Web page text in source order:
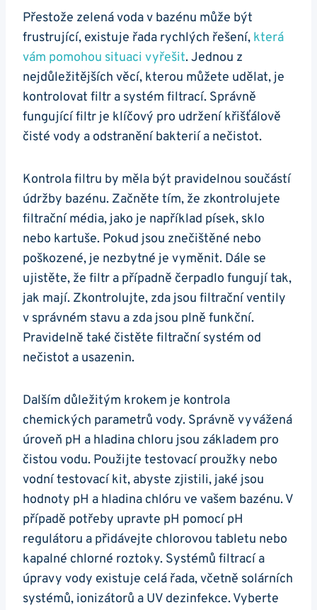
Přestože zelená voda v bazénu může být
frustrující, existuje řada rychlých řešení, která
vám pomohou situaci vyřešit. Jednou z
nejdůležitějších věcí, kterou můžete udělat, je
kontrolovat filtr a systém filtrací. Správně
fungující filtr je klíčový pro udržení křišťálově
čisté vody a odstranění bakterií a nečistot.
Kontrola filtru by měla být pravidelnou součástí
údržby bazénu. Začněte tím, že zkontrolujete
filtrační média, jako je například písek, sklo
nebo kartuše. Pokud jsou znečištěné nebo
poškozené, je nezbytné je vyměnit. Dále se
ujistěte, že filtr a případně čerpadlo fungují tak,
jak mají. Zkontrolujte, zda jsou filtrační ventily
v správném stavu a zda jsou plně funkční.
Pravidelně také čistěte filtrační systém od
nečistot a usazenin.
Dalším důležitým krokem je kontrola
chemických parametrů vody. Správně vyvážená
úroveň pH a hladina chloru jsou základem pro
čistou vodu. Použijte testovací proužky nebo
vodní testovací kit, abyste zjistili, jaké jsou
hodnoty pH a hladina chlóru ve vašem bazénu. V
případě potřeby upravte pH pomocí pH
regulátoru a přidávejte chlorovou tabletu nebo
kapalné chlorné roztoky. Systémů filtrací a
úpravy vody existuje celá řada, včetně solárních
systémů, ionizátorů a UV dezinfekce. Vyberte